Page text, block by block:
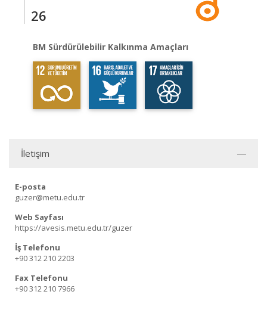
26
BM Sürdürülebilir Kalkınma Amaçları
İletişim
E-posta
guzer@metu.edu.tr
Web Sayfası
https://avesis.metu.edu.tr/guzer
İş Telefonu
+90 312 210 2203
Fax Telefonu
+90 312 210 7966